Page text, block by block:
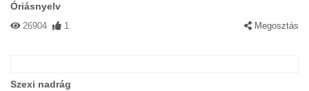
Óriásnyelv
26904 1 Megosztás
Szexi nadrág